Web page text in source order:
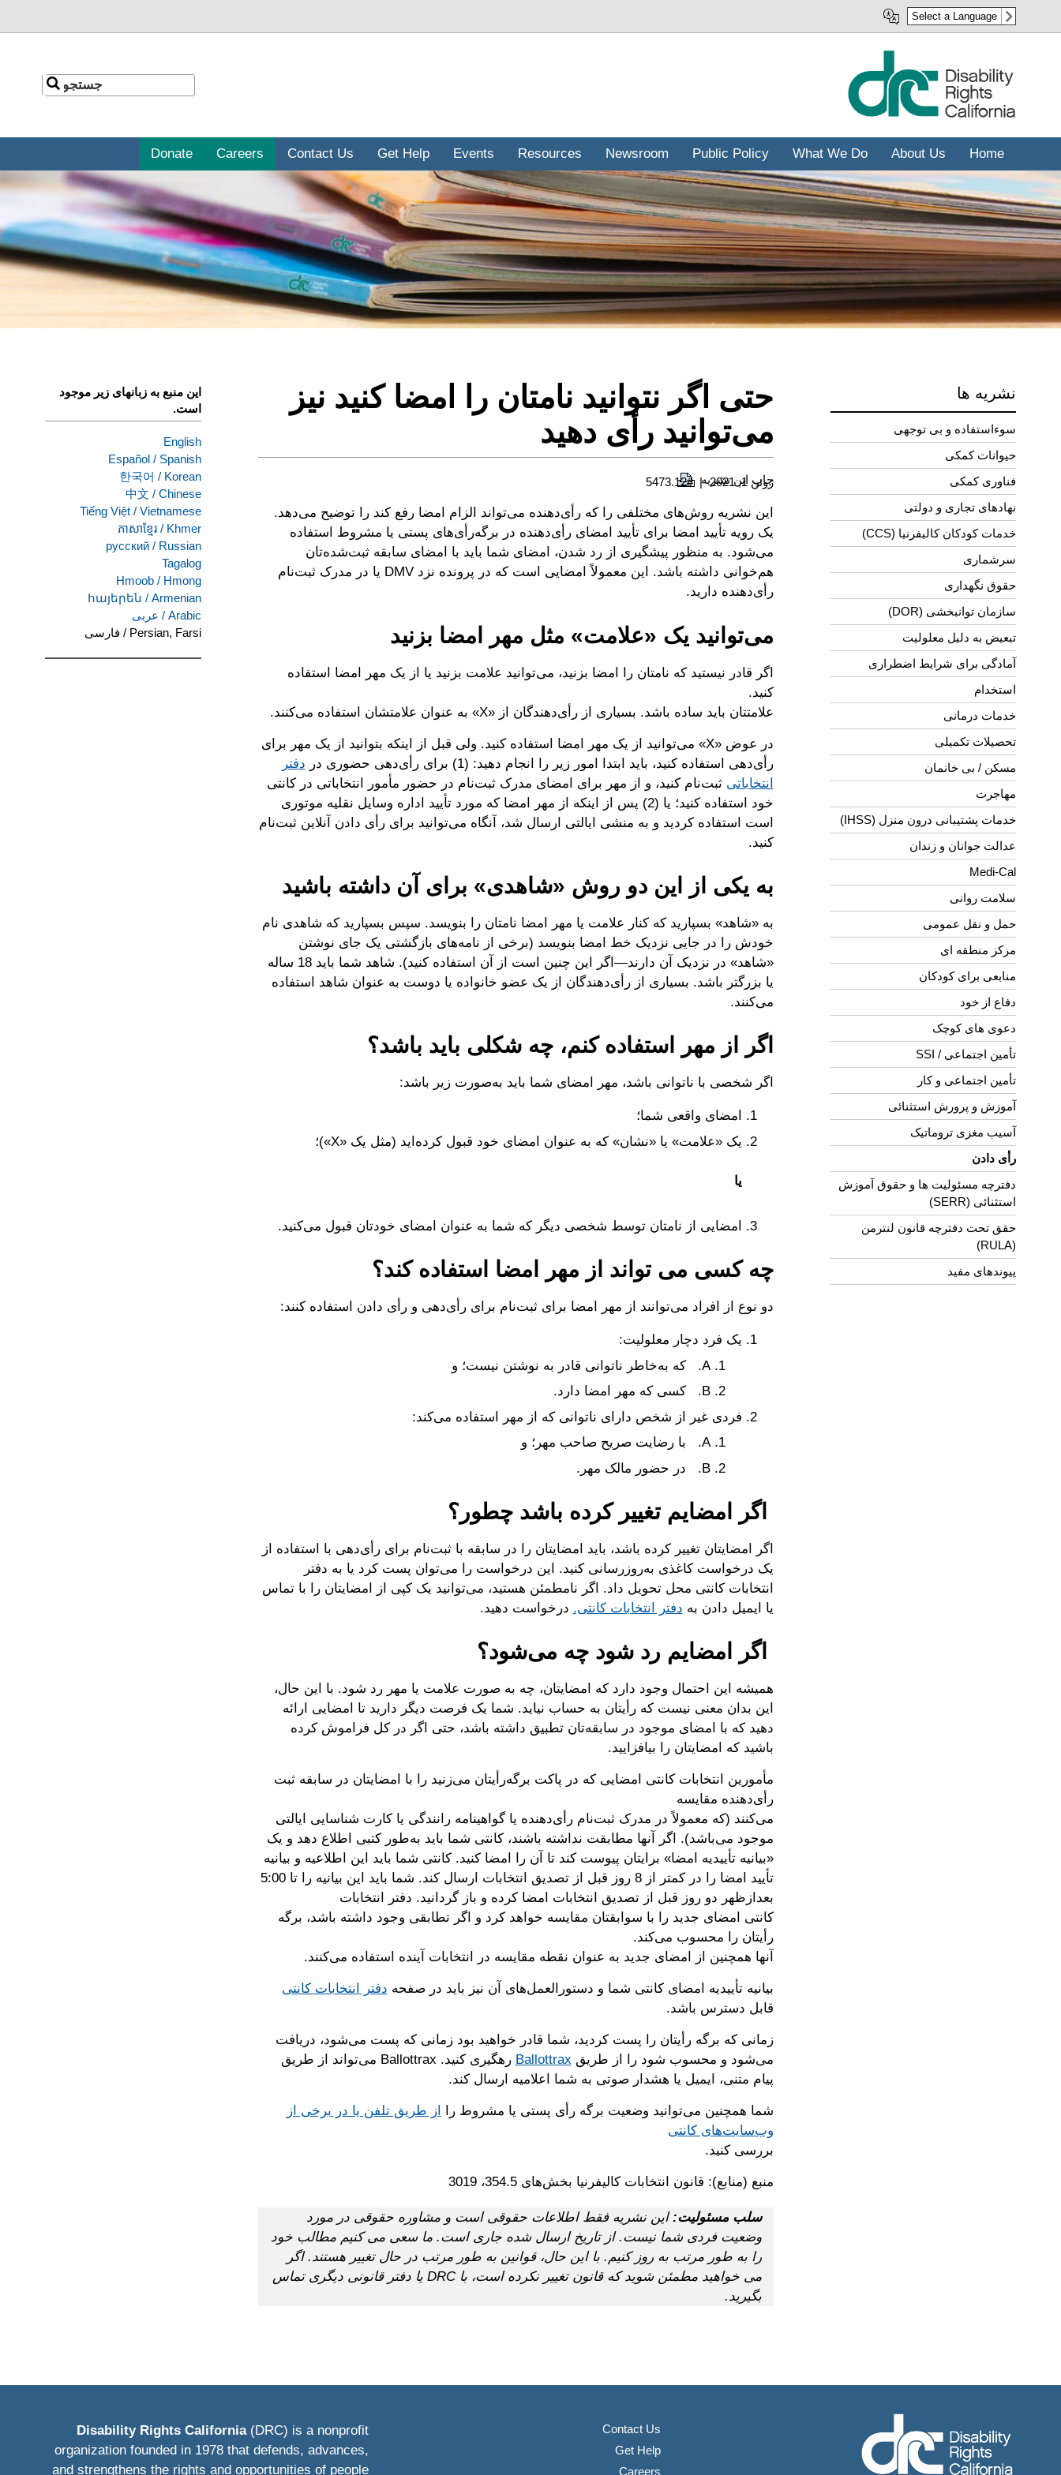
به
Select a Language
جستجو
Home
About Us
What We Do
Public Policy
Newsroom
Resources
Events
Get Help
Contact Us
Careers
Donate
نشریه ها
سوءاستفاده و بی توجهی
حیوانات کمکی
فناوری کمکی
نهادهای تجاری و دولتی
خدمات کودکان کالیفرنیا (CCS)
سرشماری
حقوق نگهداری
سازمان توانبخشی (DOR)
تبعیض به دلیل معلولیت
آمادگی برای شرایط اضطراری
استخدام
خدمات درمانی
تحصیلات تکمیلی
مسکن / بی خانمان
مهاجرت
خدمات پشتیبانی درون منزل (IHSS)
عدالت جوانان و زندان
Medi-Cal
سلامت روانی
حمل و نقل عمومی
مرکز منطقه ای
منابعی برای کودکان
دفاع از خود
دعوی های کوچک
تأمین اجتماعی / SSI
تأمین اجتماعی و کار
آموزش و پرورش استثنائی
آسیب مغزی تروماتیک
رأی دادن
دفترچه مسئولیت ها و حقوق آموزش
استثنائی (SERR)
حقق تحت دفترچه قانون لنترمن
(RULA)
پیوندهای مفید
حتی اگر نتوانید نامتان را امضا کنید نیز
می‌توانید رأی دهید
ژوئن 1, 2021 #5473.12 چاپ این نشریه
این نشریه روش‌های مختلفی را که رأی‌دهنده می‌تواند الزام امضا رفع کند را توضیح می‌دهد.
یک رویه تأیید امضا برای تأیید امضای رأی‌دهنده در برگه‌رأی‌های پستی یا مشروط استفاده
می‌شود. به منظور پیشگیری از رد شدن، امضای شما باید با امضای سابقه ثبت‌شده‌تان
هم‌خوانی داشته باشد. این معمولاً امضایی است که در پرونده نزد DMV یا در مدرک ثبت‌نام
رأی‌دهنده دارید.
می‌توانید یک «علامت»‌ مثل مهر امضا بزنید
اگر قادر نیستید که نامتان را امضا بزنید، می‌توانید علامت بزنید یا از یک مهر امضا استفاده
کنید.
علامتتان باید ساده باشد. بسیاری از رأی‌دهندگان از «X» به عنوان علامتشان استفاده می‌کنند.
در عوض «X» می‌توانید از یک مهر امضا استفاده کنید. ولی قبل از اینکه بتوانید از یک مهر برای
رأی‌دهی استفاده کنید، باید ابتدا امور زیر را انجام دهید: (1) برای رأی‌دهی حضوری در
دفتر
انتخاباتی ثبت‌نام کنید، و از مهر برای امضای مدرک ثبت‌نام در حضور مأمور انتخاباتی در کانتی‌
خود استفاده کنید؛ یا (2) پس از اینکه از مهر امضا که مورد تأیید اداره وسایل نقلیه موتوری
است استفاده کردید و به منشی ایالتی ارسال شد، آنگاه می‌توانید برای رأی دادن آنلاین ثبت‌نام
کنید.
به یکی از این دو روش «شاهدی»‌ برای آن داشته باشید
به «شاهد»‌ بسپارید که کنار علامت یا مهر امضا نامتان را بنویسد. سپس بسپارید که شاهدی نام
خودش را در جایی نزدیک خط امضا بنویسد (برخی از نامه‌های بازگشتی یک جای نوشتن
«شاهد»‌ در نزدیک آن دارند—اگر این چنین است از آن استفاده کنید). شاهد شما باید 18 ساله
یا بزرگتر باشد. بسیاری از رأی‌دهندگان از یک عضو خانواده یا دوست به عنوان شاهد استفاده
می‌کنند.
اگر از مهر استفاده کنم، چه شکلی باید باشد؟
اگر شخصی با ناتوانی باشد، مهر امضای شما باید به‌صورت زیر باشد:
امضای واقعی شما؛
یک «علامت» یا «نشان» ‌که به عنوان امضای خود قبول کرده‌اید (مثل یک «X»)؛
یا
امضایی از نامتان توسط شخصی دیگر که شما به عنوان امضای خودتان قبول می‌کنید.
چه کسی می تواند از مهر امضا استفاده کند؟
دو نوع از افراد می‌توانند از مهر امضا برای ثبت‌نام برای رأی‌دهی و رأی دادن استفاده کنند:
یک فرد دچار معلولیت:
A. که به‌خاطر ناتوانی قادر به نوشتن نیست؛ و
B. کسی که مهر امضا دارد.
فردی غیر از شخص دارای ناتوانی که از مهر استفاده می‌کند:
A. با رضایت صریح صاحب مهر؛ و
B. در حضور مالک مهر.
اگر امضایم تغییر کرده باشد چطور؟
اگر امضایتان تغییر کرده باشد، باید امضایتان را در سابقه با ثبت‌نام برای رأی‌دهی با استفاده از
یک درخواست کاغذی به‌روزرسانی کنید. این درخواست را می‌توان پست کرد یا به دفتر
انتخابات کانتی محل تحویل داد. اگر نامطمئن هستید، می‌توانید یک کپی از امضایتان را با تماس
یا ایمیل دادن به دفتر انتخابات کانتی. درخواست دهید.
اگر امضایم رد شود چه می‌شود؟
همیشه این احتمال وجود دارد که امضایتان، چه به صورت علامت یا مهر رد شود. با این حال،
این بدان معنی نیست که رأیتان به حساب نیاید. شما یک فرصت دیگر دارید تا امضایی ارائه
دهید که با امضای موجود در سابقه‌تان تطبیق داشته باشد، حتی اگر در کل فراموش کرده
باشید که امضایتان را بیافزایید.
مأمورین انتخابات کانتی امضایی که در پاکت برگه‌رأیتان می‌زنید را با امضایتان در سابقه ثبت
رأی‌دهنده مقایسه
می‌کنند (که معمولاً در مدرک ثبت‌نام رأی‌دهنده یا گواهینامه رانندگی یا کارت شناسایی ایالتی
موجود می‌باشد). اگر آنها مطابقت نداشته باشند، کانتی شما باید به‌طور کتبی اطلاع دهد و یک
«بیانیه تأییدیه امضا» برایتان پیوست کند تا آن را امضا کنید. کانتی شما باید این اطلاعیه و بیانیه
تأیید امضا را در کمتر از 8 روز قبل از تصدیق انتخابات ارسال کند. شما باید این بیانیه را تا 5:00
بعدازظهر دو روز قبل از تصدیق انتخابات امضا کرده و باز گردانید. دفتر انتخابات
کانتی امضای جدید را با سوابقتان مقایسه خواهد کرد و اگر تطابقی وجود داشته باشد، برگه
رأیتان را محسوب می‌کند.
آنها همچنین از امضای جدید به عنوان نقطه مقایسه در انتخابات آینده استفاده می‌کنند.
بیانیه تأییدیه امضای کانتی شما و دستورالعمل‌های آن نیز باید در صفحه دفتر انتخابات کانتی
قابل دسترس باشد.
زمانی که برگه رأیتان را پست کردید، شما قادر خواهید بود زمانی که پست می‌شود، دریافت
می‌شود و محسوب شود را از طریق Ballottrax
رهگیری کنید. Ballottrax می‌تواند از طریق
پیام متنی، ایمیل یا هشدار صوتی به شما اعلامیه ارسال کند.
شما همچنین می‌توانید وضعیت برگه رأی پستی یا مشروط را
از طریق تلفن یا در برخی از
وب‌سایت‌های کانتی
بررسی کنید.
منبع (منابع): قانون انتخابات کالیفرنیا بخش‌های 354.5‏، 3019
سلب مسئولیت: این نشریه فقط اطلاعات حقوقی است و مشاوره حقوقی در مورد
وضعیت فردی شما نیست. از تاریخ ارسال شده جاری است. ما سعی می کنیم مطالب خود
را به طور مرتب به روز کنیم. با این حال، قوانین به طور مرتب در حال تغییر هستند. اگر
می خواهید مطمئن شوید که قانون تغییر نکرده است، با DRC یا دفتر قانونی دیگری تماس
بگیرید.
این منبع به زبانهای زیر موجود
است.
English
Spanish
/
Español
Korean
/
한국어
Chinese
/
中文
Vietnamese
/
Tiếng Việt
Khmer
/
ភាសាខ្មែរ
Russian
/
русский
Tagalog
Hmong
/
Hmoob
Armenian
/
հայերեն
Arabic
/ عربى
Persian, Farsi
/ فارسی
Contact Us
Get Help
Careers
Disability Rights California(DRC) is a nonprofit
organization founded in 1978 that defends, advances,
and strengthens the rights and opportunities of people